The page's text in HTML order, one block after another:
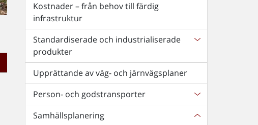
Kostnader – från behov till färdig
infrastruktur
Standardiserade och industrialiserade
produkter
Upprättande av väg- och järnvägsplaner
Person- och godstransporter
Samhällsplanering